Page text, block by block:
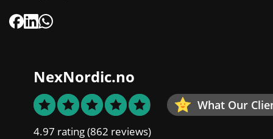
NexNordic.no
What Our
4.97 rating(862 reviews)